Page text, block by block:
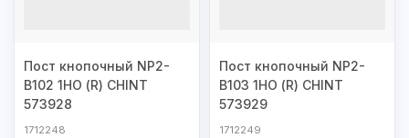
Пост кнопочный NP2-
B102 1НО (R) CHINT
573928
1712248
Пост кнопочный NP2-
B103 1НО (R) CHINT
573929
1712249